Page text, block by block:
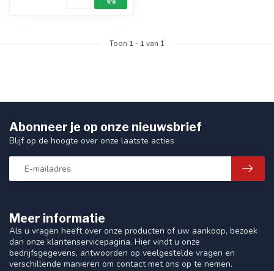
Toon 1 - 1van 1
Meer informatie
Als u vragen heeft over onze producten of uw aankoop, bezoek
dan onze klantenservicepagina. Hier vindt u onze
bedrijfsgegevens, antwoorden op veelgestelde vragen en
verschillende manieren om contact met ons op te nemen.
Abonneer je op onze nieuwsbrief
Blijf op de hoogte over onze laatste acties